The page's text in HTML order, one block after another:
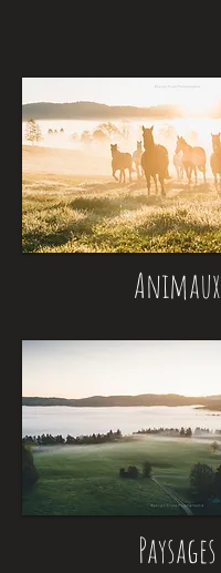
Animaux
Paysages